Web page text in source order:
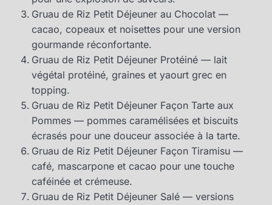
Gruau de Riz Petit Déjeuner au Chocolat —
cacao, copeaux et noisettes pour une version
gourmande réconfortante.
Gruau de Riz Petit Déjeuner Protéiné — lait
végétal protéiné, graines et yaourt grec en
topping.
Gruau de Riz Petit Déjeuner Façon Tarte aux
Pommes — pommes caramélisées et biscuits
écrasés pour une douceur associée à la tarte.
Gruau de Riz Petit Déjeuner Façon Tiramisu —
café, mascarpone et cacao pour une touche
caféinée et crémeuse.
Gruau de Riz Petit Déjeuner Salé — versions